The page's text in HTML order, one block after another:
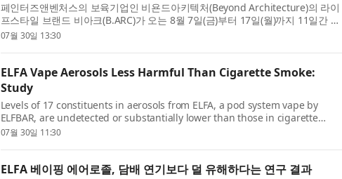
페인터즈앤벤처스의 보육기업인 비욘드아키텍처(Beyond Architecture)의 라이
프스타일 브랜드 비아크(B.ARC)가 오는 8월 7일(금)부터 17일(월)까지 11일간 서
울 성수동 복합문화공간 LCDC 성수에서 첫 단독 팝업스토어 ‘파...
07월 30일 13:30
ELFA Vape Aerosols Less Harmful Than Cigarette Smoke:
Study
Levels of 17 constituents in aerosols from ELFA, a pod system vape by
ELFBAR, are undetected or substantially lower than those in cigarette
smoke, reveals the latest peer-reviewed study published by iScience...
07월 30일 11:30
ELFA 베이핑 에어로졸, 담배 연기보다 덜 유해하다는 연구 결과